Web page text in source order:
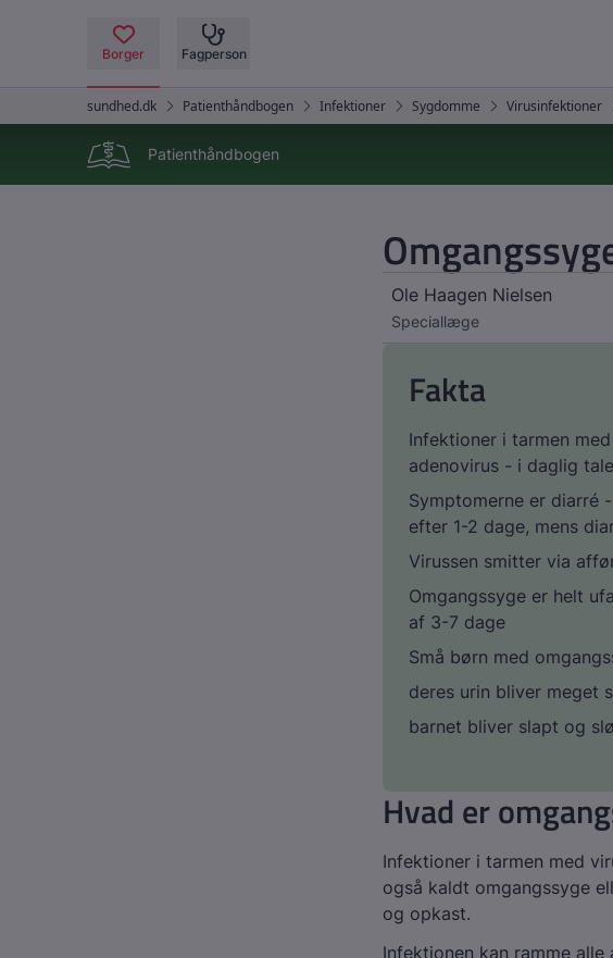
Patienthåndbogen
Ole Haagen Nielsen
Speciallæge
Fakta
Infektioner i tarmen
adenovirus - i daglig
Symptomerne er diarré
efter 1-2 dage, mens
Virussen smitter via
Omgangssyge er helt
af 3-7 dage
Små børn med
deres urin bliver meget
barnet bliver slapt og
Hvad er
Infektioner i tarmen med
også kaldt omgangssyge
og opkast.
Infektionen kan ramme